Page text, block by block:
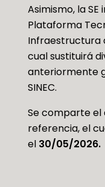
Asimismo, la
Plataforma
Infraestructura
cual sustituirá
anteriormente
SINEC.
Se comparte
referencia, el
el 30/05/2026.